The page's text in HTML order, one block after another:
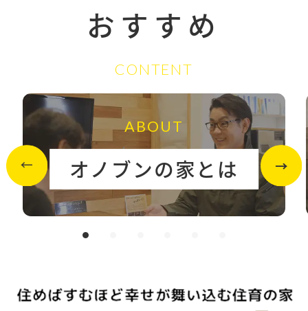
おすすめ
CONTENT
ABOUT
オノブンの家とは